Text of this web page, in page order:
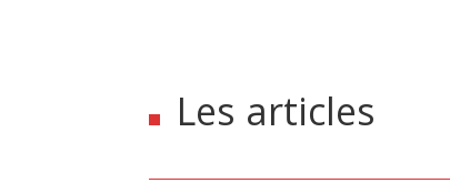
Les articles